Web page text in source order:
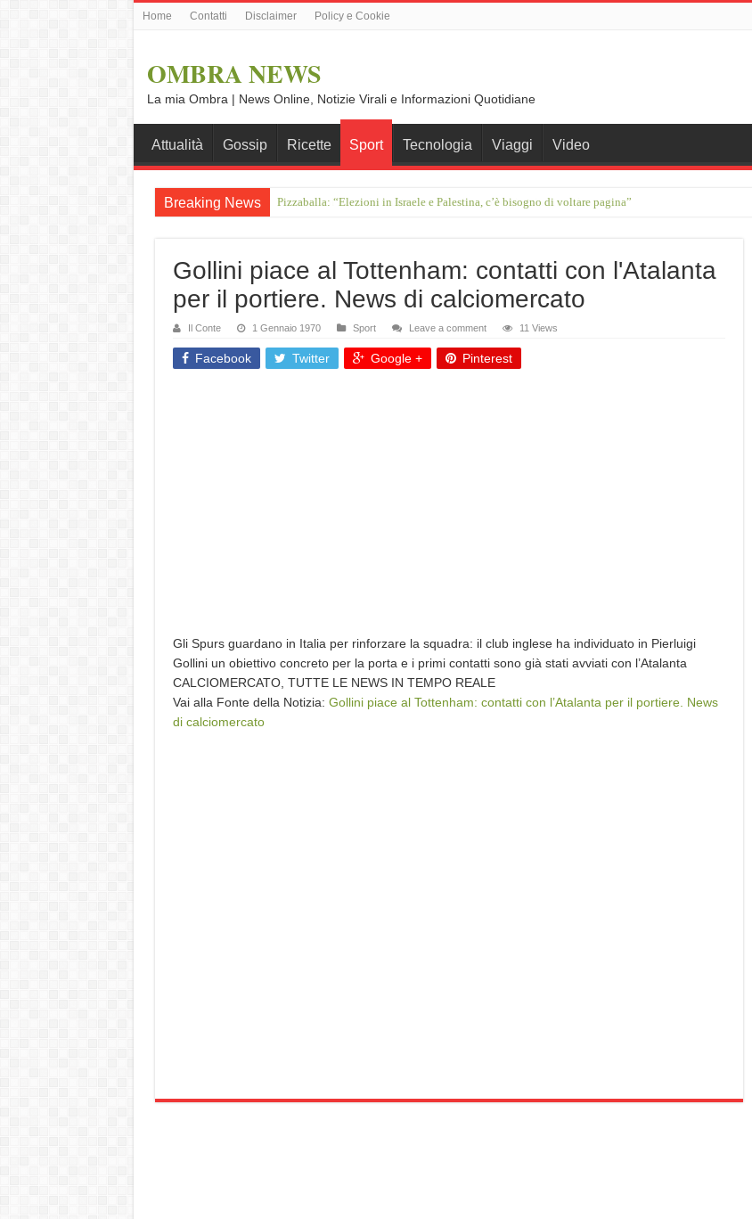
Home Contatti Disclaimer Policy e Cookie
OMBRA NEWS
La mia Ombra | News Online, Notizie Virali e Informazioni Quotidiane
Attualità Gossip Ricette Sport Tecnologia Viaggi Video
Breaking News Crociera sul Reno da Amsterdam a Basilea: otto giorni a ritmo lento
Gollini piace al Tottenham: contatti con l'Atalanta
per il portiere. News di calciomercato
Il Conte 1 Gennaio 1970 Sport Leave a comment 11 Views
Facebook Twitter Google + Pinterest
Gli Spurs guardano in Italia per rinforzare la squadra: il club inglese ha individuato in Pierluigi
Gollini un obiettivo concreto per la porta e i primi contatti sono già stati avviati con l’Atalanta
CALCIOMERCATO, TUTTE LE NEWS IN TEMPO REALE
Vai alla Fonte della Notizia: Gollini piace al Tottenham: contatti con l’Atalanta per il portiere. News
di calciomercato